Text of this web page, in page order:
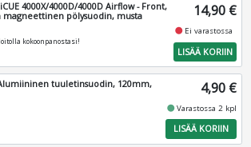
iCUE 4000X/4000D/4000D Airflow - Front,
magneettinen pölysuodin, musta
kokoonpanostasi!
14,90 €
fiber_manual_record Ei varastossa
LISÄÄ KORIIN
tuuletinsuodin, 120mm,
4,90 €
fiber_manual_recordVarastossa 2 kpl
LISÄÄ KORIIN